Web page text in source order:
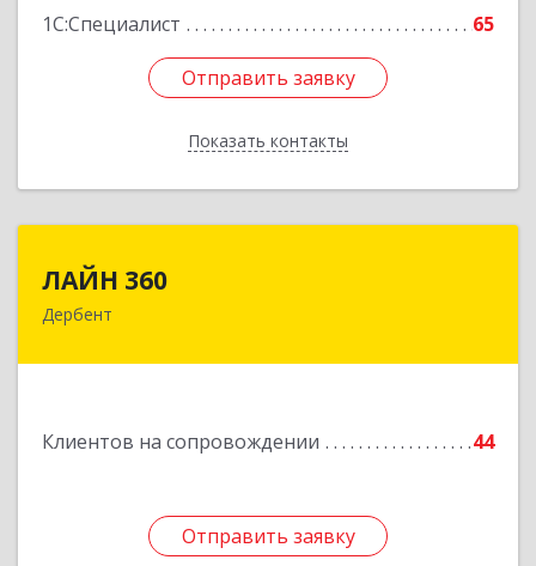
1С:Специалист
65
Отправить заявку
Показать контакты
Отправить заявку
Назад
ЛАЙН 360
Дербент
Клиентов на сопровождении 44
Отправить заявку
368600, Дагестан Респ, Дербент г, Ю.Гагарина
Отправить заявку